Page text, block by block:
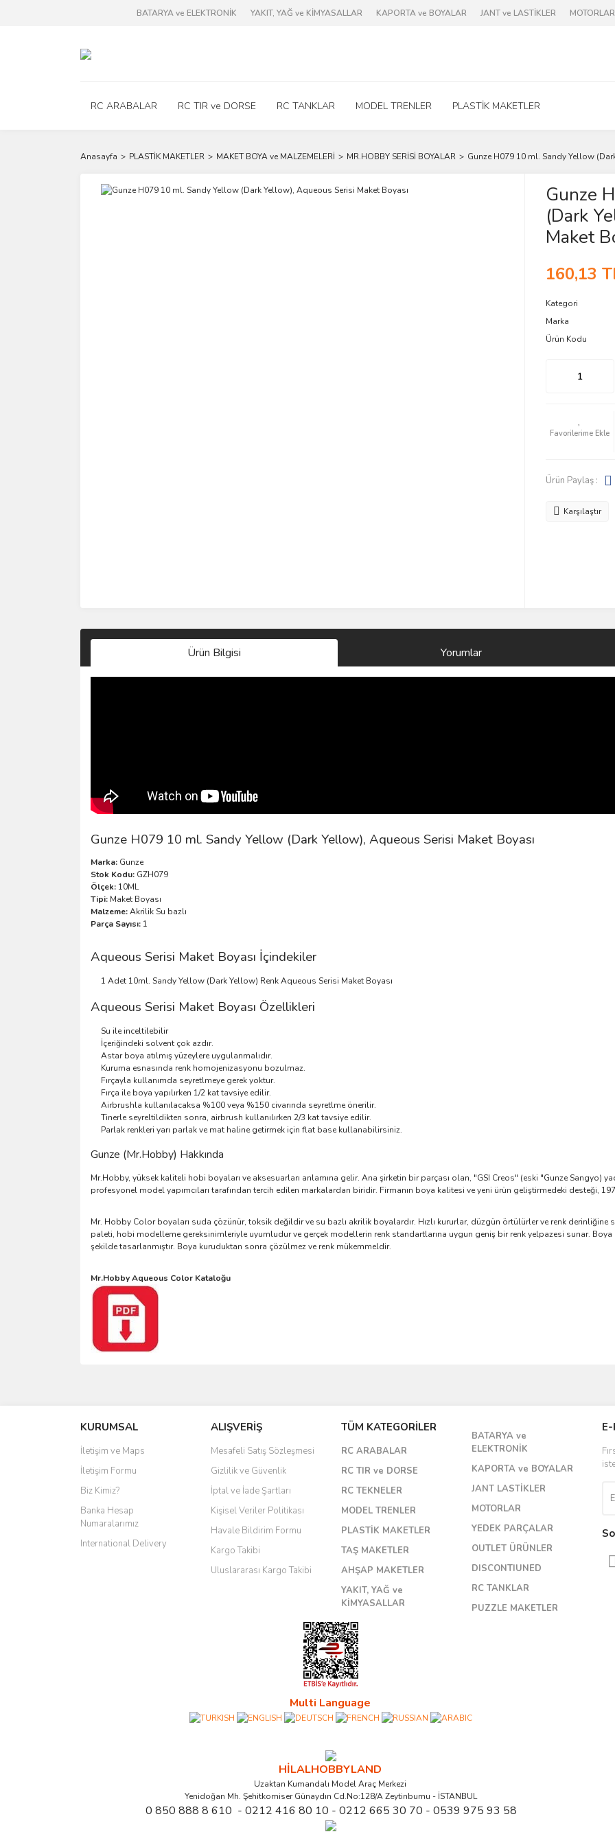
BATARYA ve ELEKTRONİK YAKIT, YAĞ ve KİMYASALLAR KAPORTA ve BOYALAR JANT ve LASTİKLER
RC ARABALAR RC TIR ve DORSE RC TANKLAR MODEL TRENLER PLASTİK MAKETLER
Anasayfa PLASTİK MAKETLER MAKET BOYA ve MALZEMELERİ MR.HOBBY SERİSİ BOYALAR Gunze H079 10 ml. Sandy Yellow
Gunze
(Dark
Maket
160,13
Kategori
Marka
Ürün Kodu
Ürün Paylaş :
Karşılaştır
Ürün Bilgisi Yorumlar
Gunze H079 10 ml. Sandy Yellow (Dark Yellow), Aqueous Serisi Maket Boyası
Marka: Gunze
Stok Kodu: GZH079
Ölçek: 10ML
Tipi: Maket Boyası
Malzeme:Akrilik Su bazlı
Parça Sayısı: 1
Aqueous Serisi Maket Boyası İçindekiler
1 Adet 10ml. Sandy Yellow (Dark Yellow) Renk Aqueous Serisi Maket Boyası
Aqueous Serisi Maket Boyası Özellikleri
Su ile inceltilebilir
İçeriğindeki solvent çok azdır.
Astar boya atılmış yüzeylere uygulanmalıdır.
Kuruma esnasında renk homojenizasyonu bozulmaz.
Fırçayla kullanımda seyretlmeye gerek yoktur.
Fırça ile boya yapılırken 1/2 kat tavsiye edilir.
Airbrushla kullanılacaksa %100 veya %150 civarında seyretlme önerilir.
Tinerle seyreltildikten sonra, airbrush kullanılırken 2/3 kat tavsiye edilir.
Parlak renkleri yarı parlak ve mat haline getirmek için flat base kullanabilirsiniz.
Gunze (Mr.Hobby) Hakkında
Mr.Hobby, yüksek kaliteli hobi boyaları ve aksesuarları anlamına gelir. Ana şirketin bir parçası olan, "GSI Creos" (eski "Gunze Sangyo)
profesyonel model yapımcıları tarafından tercih edilen markalardan biridir. Firmanın boya kalitesi ve yeni ürün geliştirmedeki desteği,
Mr. Hobby Color boyaları suda çözünür, toksik değildir ve su bazlı akrilik boyalardır. Hızlı kururlar, düzgün örtülürler ve renk
paleti, hobi modelleme gereksinimleriyle uyumludur ve gerçek modellerin renk standartlarına uygun geniş bir renk yelpazesi sunar.
şekilde tasarlanmıştır. Boya kuruduktan sonra çözülmez ve renk mükemmeldir.
Mr.Hobby Aqueous Color Kataloğu
Yorum Yaz
KURUMSAL
İletişim ve Maps
İletişim Formu
Biz Kimiz?
Banka Hesap
Numaralarımız
International Delivery
ALIŞVERİŞ
Mesafeli Satış Sözleşmesi
Gizlilik ve Güvenlik
İptal ve İade Şartları
Kişisel Veriler Politikası
Havale Bildirim Formu
Kargo Takibi
Uluslararası Kargo Takibi
TÜM KATEGORİLER
RC ARABALAR
RC TIR ve DORSE
RC TEKNELER
MODEL TRENLER
PLASTİK MAKETLER
TAŞ MAKETLER
AHŞAP MAKETLER
YAKIT, YAĞ ve
KİMYASALLAR
BATARYA ve
ELEKTRONİK
KAPORTA ve BOYALAR
JANT LASTİKLER
MOTORLAR
YEDEK PARÇALAR
OUTLET ÜRÜNLER
DISCONTIUNED
RC TANKLAR
PUZZLE MAKETLER
Multi Language
HİLALHOBBYLAND
Uzaktan Kumandalı Model Araç Merkezi
Yenidoğan Mh. Şehitkomiser Günaydın Cd.No:128/A Zeytinburnu - İSTANBUL
0 850 888 8 610 - 0212 416 80 10 - 0212 665 30 70 - 0539 975 93 58